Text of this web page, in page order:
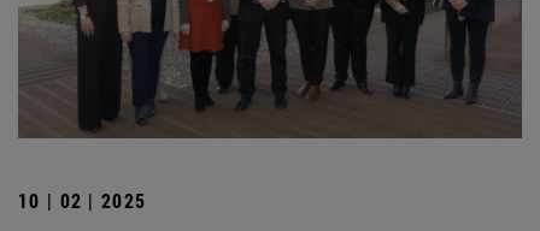
10 | 02 | 2025